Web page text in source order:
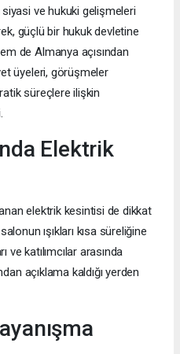
siyasi ve hukuki gelişmeleri
güçlü bir hukuk devletine
de Almanya açısından
üyeleri, görüşmeler
süreçlere ilişkin
Elektrik
elektrik kesintisi de dikkat
ışıkları kısa süreliğine
katılımcılar arasında
açıklama kaldığı yerden